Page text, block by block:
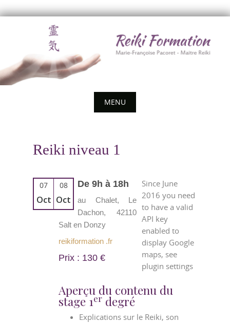
MENU
Reiki niveau 1
07
Oct
08
Oct
Since June
2016 you need
to have a valid
API key
enabled to
display Google
maps, see
plugin settings
De 9h à 18h
au Chalet, Le
Dachon, 42110
Salt en Donzy
reikiformation .fr
Prix : 130 €
Aperçu du contenu du
stage 1er degré
Explications sur le Reiki, son